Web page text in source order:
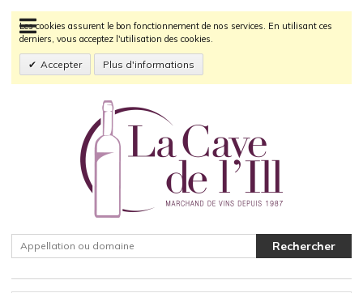
Les cookies assurent le bon fonctionnement de nos services. En utilisant ces
derniers, vous acceptez l'utilisation des cookies.
Accepter Plus d'informations